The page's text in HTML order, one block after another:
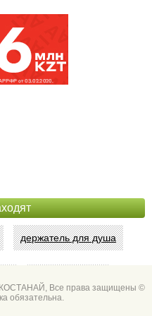
держатель для душа
Все права защищены ©
обязательна.